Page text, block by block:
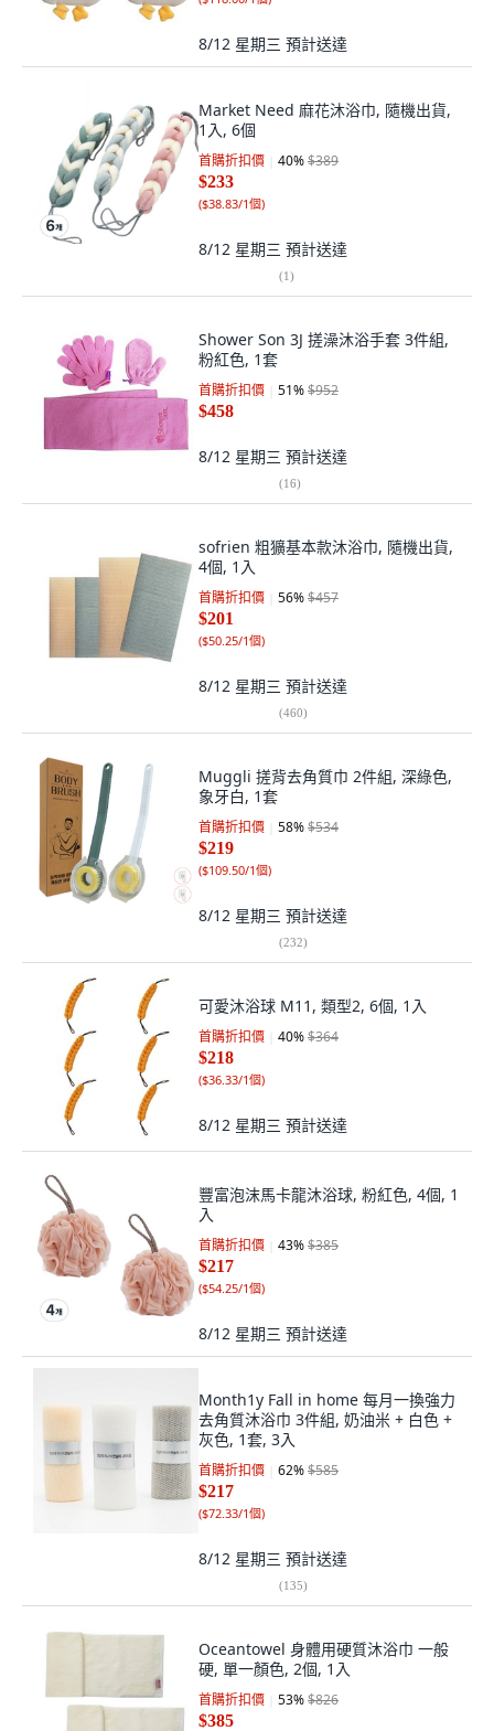
8/12 星期三 預計送達
Market Need 麻花沐浴巾, 隨機出貨,
1入, 6個
首購折扣價 40%$389
$233
($38.83/1個)
8/12 星期三 預計送達
(1)
Shower Son 3J 搓澡沐浴手套 3件組,
粉紅色, 1套
首購折扣價 51%$952
$458
8/12 星期三 預計送達
(16)
sofrien 粗獷基本款沐浴巾, 隨機出貨,
4個, 1入
首購折扣價 56%$457
$201
($50.25/1個)
8/12 星期三 預計送達
(460)
Muggli 搓背去角質巾 2件組, 深綠色,
象牙白, 1套
首購折扣價 58%$534
$219
($109.50/1個)
8/12 星期三 預計送達
(232)
可愛沐浴球 M11, 類型2, 6個, 1入
首購折扣價 40%$364
$218
($36.33/1個)
8/12 星期三 預計送達
豐富泡沫馬卡龍沐浴球, 粉紅色, 4個, 1
入
首購折扣價 43%$385
$217
($54.25/1個)
8/12 星期三 預計送達
Month1y Fall in home 每月一換強力
去角質沐浴巾 3件組, 奶油米 + 白色 +
灰色, 1套, 3入
首購折扣價 62%$585
$217
($72.33/1個)
8/12 星期三 預計送達
(135)
Oceantowel 身體用硬質沐浴巾 一般
硬, 單一顏色, 2個, 1入
首購折扣價 53%$826
$385